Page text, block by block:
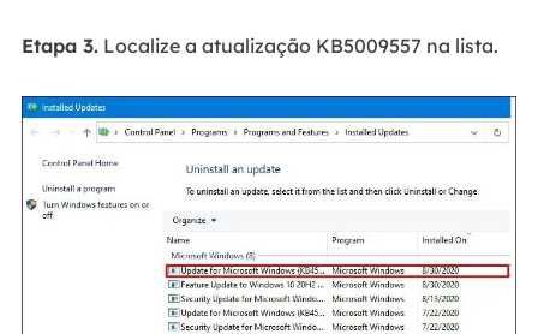
Etapa 3.Localize a atualização KB5009557 na lista.